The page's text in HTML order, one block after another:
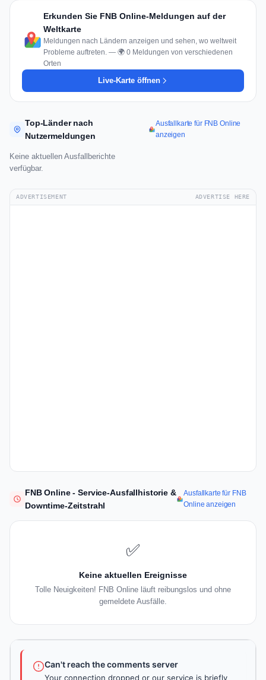
Erkunden Sie FNB Online-Meldungen auf der
Weltkarte
Meldungen nach Ländern anzeigen und sehen, wo weltweit
Probleme auftreten. — 🌍 0 Meldungen von verschiedenen
Orten
Live-Karte öffnen
Top-Länder nach
Nutzermeldungen
Ausfallkarte für FNB Online
anzeigen
Keine aktuellen Ausfallberichte
verfügbar.
ADVERTISEMENT ADVERTISE HERE
FNB Online - Service-Ausfallhistorie &
Downtime-Zeitstrahl
Ausfallkarte für FNB
Online anzeigen
✅
Keine aktuellen Ereignisse
Tolle Neuigkeiten! FNB Online läuft reibungslos und ohne
gemeldete Ausfälle.
Can't reach the comments server
Your connection dropped or our service is briefly